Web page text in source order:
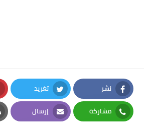
نشر
Facebook
تغريد
Twitter
مشاركة
Whatsapp
إرسال
Email